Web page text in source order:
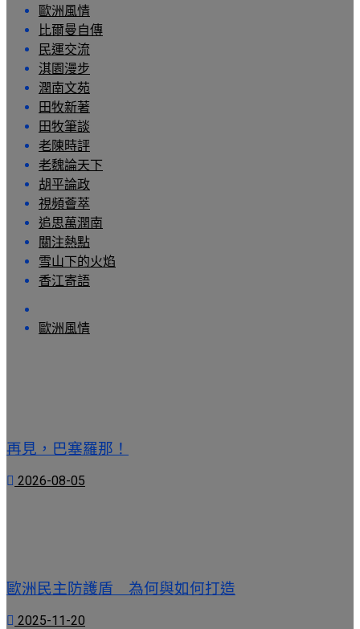
歐洲風情
比爾曼自傳
民運交流
淇園漫步
潤南文苑
田牧新著
田牧筆談
老陳時評
老魏論天下
胡平論政
視頻薈萃
追思萬潤南
關注熱點
雪山下的火焰
香江寄語
歐洲風情
再見，巴塞羅那！
2026-08-05
歐洲民主防護盾 為何與如何打造
2025-11-20